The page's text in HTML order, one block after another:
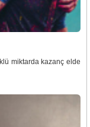
miktarda kazanç elde